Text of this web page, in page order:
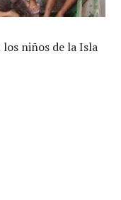
los niños de la Isla